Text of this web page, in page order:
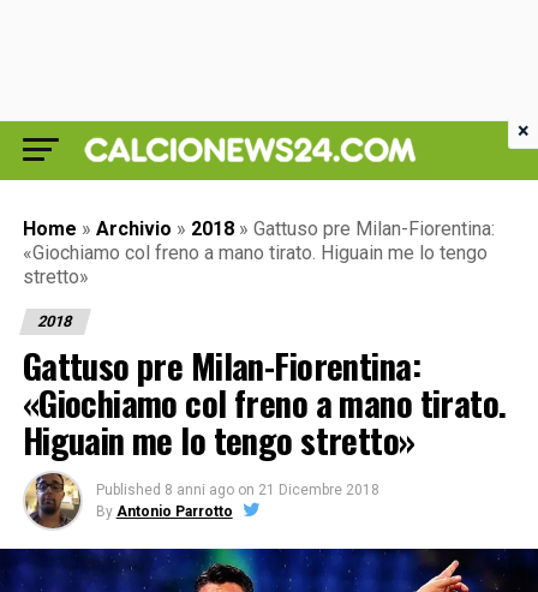
Home » Archivio » 2018 » Gattuso pre Milan-Fiorentina:
«Giochiamo col freno a mano tirato. Higuain me lo tengo
stretto»
2018
Gattuso pre Milan-Fiorentina:
«Giochiamo col freno a mano tirato.
Higuain me lo tengo stretto»
Published 8 anni ago on 21 Dicembre 2018
By Antonio Parrotto
×